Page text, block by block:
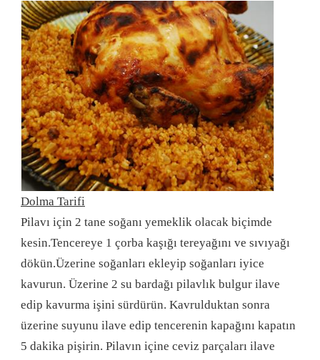
Dolma Tarifi
Pilavı için 2 tane soğanı yemeklik olacak biçimde
kesin.Tencereye 1 çorba kaşığı tereyağını ve sıvıyağı
dökün.Üzerine soğanları ekleyip soğanları iyice
kavurun. Üzerine 2 su bardağı pilavlık bulgur ilave
edip kavurma işini sürdürün. Kavrulduktan sonra
üzerine suyunu ilave edip tencerenin kapağını kapatın
5 dakika pişirin. Pilavın içine ceviz parçaları ilave